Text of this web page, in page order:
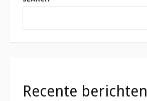
Recente berichten